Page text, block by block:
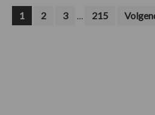
Pagina
1 Pagina
2 Pagina
3
Interim
… Pagina
215
Ga
naar